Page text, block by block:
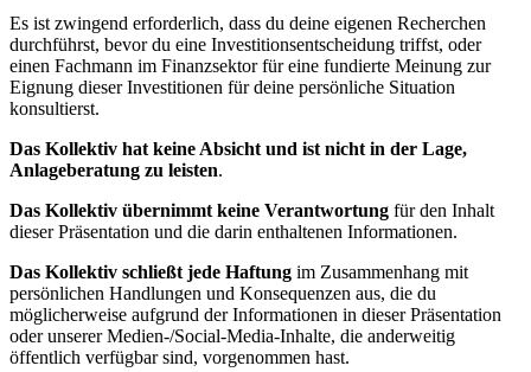
Es ist zwingend erforderlich, dass du deine eigenen Recherchen
durchführst, bevor du eine Investitionsentscheidung triffst, oder
einen Fachmann im Finanzsektor für eine fundierte Meinung zur
Eignung dieser Investitionen für deine persönliche Situation
konsultierst.
Das Kollektiv hat keine Absicht und ist nicht in der Lage,
Anlageberatung zu leisten.
Das Kollektiv übernimmt keine Verantwortung für den Inhalt
dieser Präsentation und die darin enthaltenen Informationen.
Das Kollektiv schließt jede Haftung im Zusammenhang mit
persönlichen Handlungen und Konsequenzen aus, die du
möglicherweise aufgrund der Informationen in dieser Präsentation
oder unserer Medien-/Social-Media-Inhalte, die anderweitig
öffentlich verfügbar sind, vorgenommen hast.